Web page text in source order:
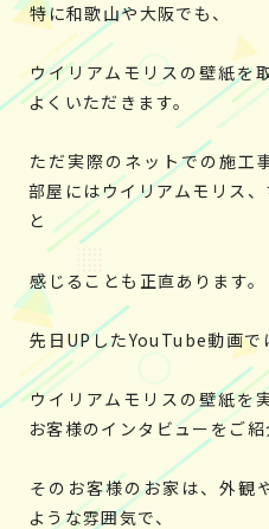
特に和歌山や大阪でも、
ウイリアムモリスの壁紙を
よくいただきます。
ただ実際のネットでの施工
部屋にはウイリアムモリス
と
感じることも正直あります。
先日UPしたYouTube動画で
ウイリアムモリスの壁紙を
お客様のインタビューをご紹
そのお客様のお家は、外観
ような雰囲気で、